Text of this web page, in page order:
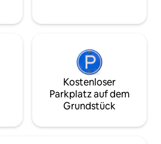
Kostenloser
Parkplatz auf dem
Grundstück